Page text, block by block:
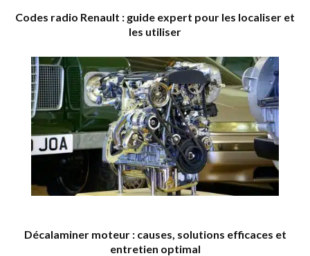
Codes radio Renault : guide expert pour les localiser et
les utiliser
Décalaminer moteur : causes, solutions efficaces et
entretien optimal